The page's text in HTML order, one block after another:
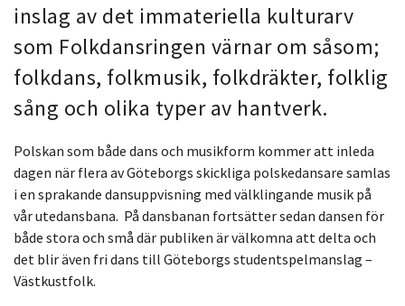
inslag av det immateriella kulturarv
som Folkdansringen värnar om såsom;
folkdans, folkmusik, folkdräkter, folklig
sång och olika typer av hantverk.
Polskan som både dans och musikform kommer att inleda
dagen när flera av Göteborgs skickliga polskedansare samlas
i en sprakande dansuppvisning med välklingande musik på
vår utedansbana. På dansbanan fortsätter sedan dansen för
både stora och små där publiken är välkomna att delta och
det blir även fri dans till Göteborgs studentspelmanslag –
Västkustfolk.